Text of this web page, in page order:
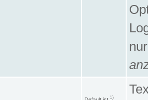
1)